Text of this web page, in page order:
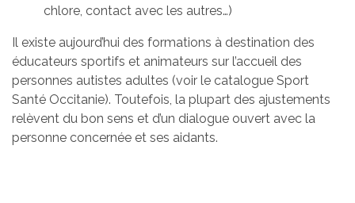
chlore, contact avec les autres…)
Il existe aujourd’hui des formations à destination des
éducateurs sportifs et animateurs sur l’accueil des
personnes autistes adultes (voir le catalogue Sport
Santé Occitanie). Toutefois, la plupart des ajustements
relèvent du bon sens et d’un dialogue ouvert avec la
personne concernée et ses aidants.